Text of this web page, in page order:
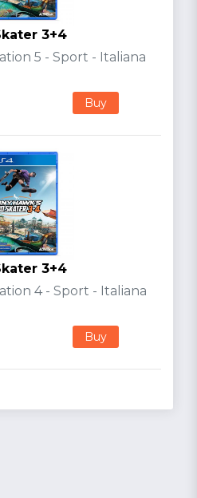
3+4
5 - Sport - Italiana
Buy
3+4
4 - Sport - Italiana
Buy